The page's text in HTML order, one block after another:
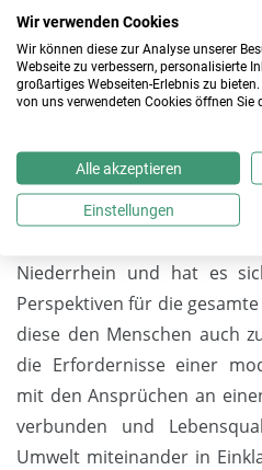
Region. Weitere Themen
Schutz gegen Hochwasser
Hilfe der Kiesindustrie
die gesamtwirtschaftliche
Initiator der Kampagne
„Initiativkreis Zukunft
Niederrhein und hat es
Perspektiven für die
diese den Menschen auch
die Erfordernisse einer
mit den Ansprüchen an
verbunden und
Umwelt miteinander in
Wir verwenden Cookies
Wir können diese zur Analyse unserer
Webseite zu verbessern, personalisierte
großartiges Webseiten-Erlebnis zu
von uns verwendeten Cookies öffnen Sie
Alle akzeptieren
Einstellungen